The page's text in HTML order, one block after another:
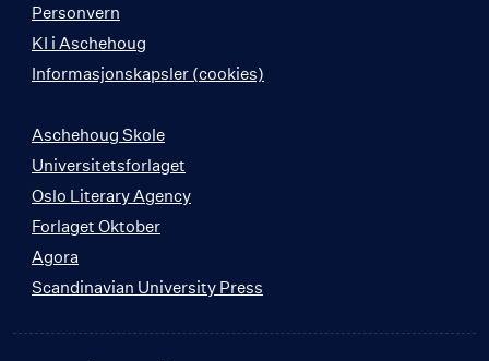
Personvern
KI i Aschehoug
Informasjonskapsler (cookies)
Aschehoug Skole
Universitetsforlaget
Oslo Literary Agency
Forlaget Oktober
Agora
Scandinavian University Press